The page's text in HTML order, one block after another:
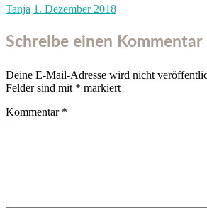
Tanja 1. Dezember 2018
Schreibe einen Kommentar
Deine E-Mail-Adresse wird nicht
Felder sind mit * markiert
Kommentar *